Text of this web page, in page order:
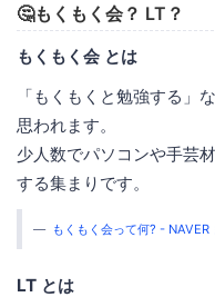
🤔もくもく会？ LT？
もくもく会 とは
「もくもくと勉強する」
思われます。
少人数でパソコンや手芸
する集まりです。
もくもく会って何? - NAVER
LT とは